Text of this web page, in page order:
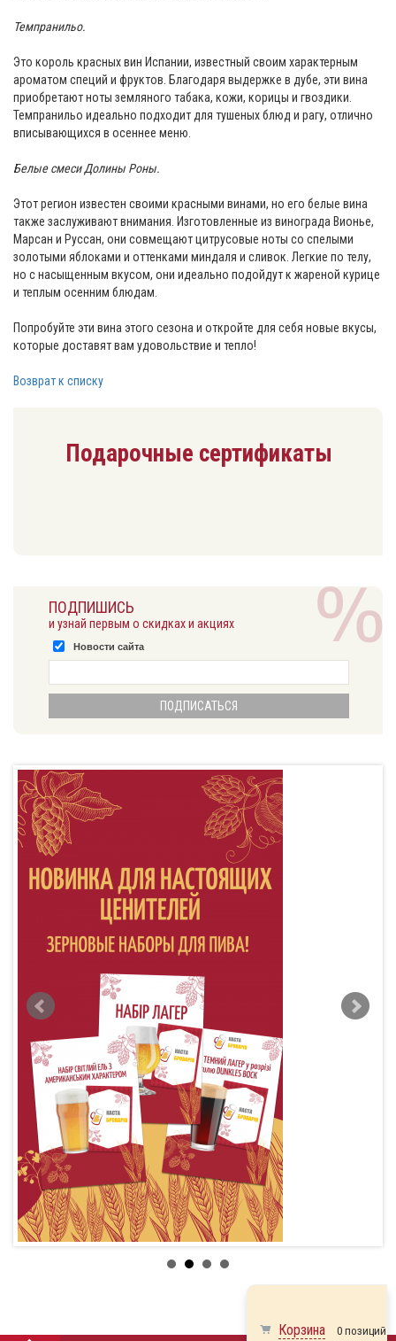
Темпранильо.
Это король красных вин Испании, известный своим характерным
ароматом специй и фруктов. Благодаря выдержке в дубе, эти вина
приобретают ноты земляного табака, кожи, корицы и гвоздики.
Темпранильо идеально подходит для тушеных блюд и рагу, отлично
вписывающихся в осеннее меню.
Белые смеси Долины Роны.
Этот регион известен своими красными винами, но его белые вина
также заслуживают внимания. Изготовленные из винограда Вионье,
Марсан и Руссан, они совмещают цитрусовые ноты со спелыми
золотыми яблоками и оттенками миндаля и сливок. Легкие по телу,
но с насыщенным вкусом, они идеально подойдут к жареной курице
и теплым осенним блюдам.
Попробуйте эти вина этого сезона и откройте для себя новые вкусы,
которые доставят вам удовольствие и тепло!
Возврат к списку
Подарочные сертификаты
ПОДПИШИСЬ
и узнай первым о скидках и акциях
Новости сайта
Корзина 0 позиций